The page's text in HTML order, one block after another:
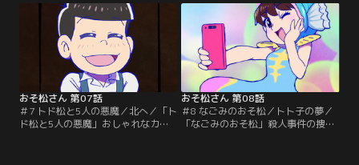
緒が切れた！！何が何でもツケ代を
請求しようと強硬手段に出た彼だっ
たが、首尾よくことは進むのか？！
「エスパーニャンコ」デカパン博士
の研究所にやってきた十四松と一
松。十四松はネコだけが…。【提
供：バンダイチャンネル】
ことや、昔から謎めいていたことな
どを思い出しながら、ハタ坊の家に
やってきたおそ松たち。そこで彼ら
が目にしたハタ坊の現在とは？！
【提供：バンダイチャンネル】
おそ松さん 第07話
＃7 トド松と5人の悪魔／北へ／「ト
ド松と5人の悪魔」おしゃれなカフ
おそ松さん 第08話
＃8 なごみのおそ松／トト子の夢／
「なごみのおそ松」殺人事件の捜査